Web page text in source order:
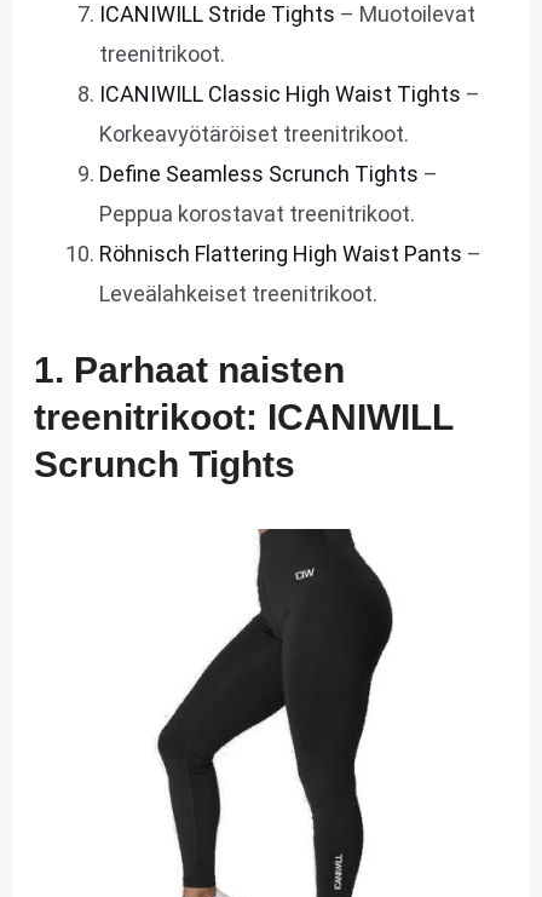
ICANIWILL Stride Tights – Muotoilevat
treenitrikoot.
ICANIWILL Classic High Waist Tights –
Korkeavyötäröiset treenitrikoot.
Define Seamless Scrunch Tights –
Peppua korostavat treenitrikoot.
Röhnisch Flattering High Waist Pants –
Leveälahkeiset treenitrikoot.
1. Parhaat naisten
treenitrikoot: ICANIWILL
Scrunch Tights